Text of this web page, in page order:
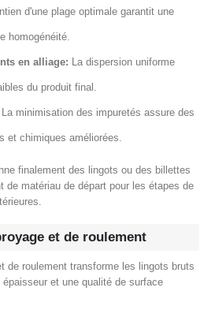
d'une plage optimale garantit une
homogénéité.
en alliage: La dispersion uniforme
du produit final.
La minimisation des impuretés assure des
et chimiques améliorées.
finalement des lingots ou des billettes
de matériau de départ pour les étapes de
et de roulement
de roulement transforme les lingots bruts
et une qualité de surface